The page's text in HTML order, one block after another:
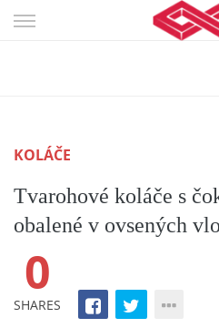
Skip
KOLÁČE
Tvarohové koláče s
obalené v ovsených
0
SHARES